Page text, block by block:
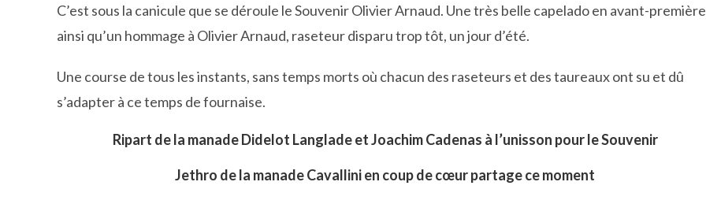
C’est sous la canicule que se déroule le Souvenir Olivier Arnaud. Une très belle capelado en avant-première
ainsi qu’un hommage à Olivier Arnaud, raseteur disparu trop tôt, un jour d’été.
Une course de tous les instants, sans temps morts où chacun des raseteurs et des taureaux ont su et dû
s’adapter à ce temps de fournaise.
Ripart de la manade Didelot Langlade et Joachim Cadenas à l’unisson pour le Souvenir
Jethro de la manade Cavallini en coup de cœur partage ce moment